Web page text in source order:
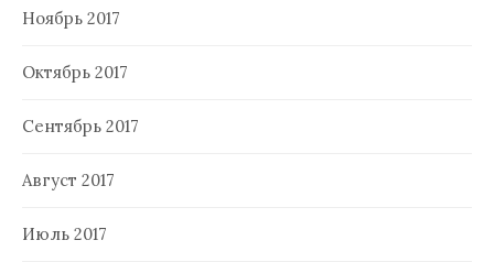
Ноябрь 2017
Октябрь 2017
Сентябрь 2017
Август 2017
Июль 2017